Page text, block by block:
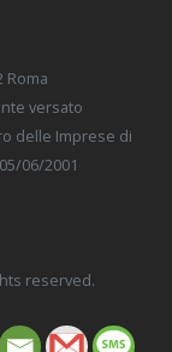
Roma
versato
delle Imprese di
06/2001​
reserved.